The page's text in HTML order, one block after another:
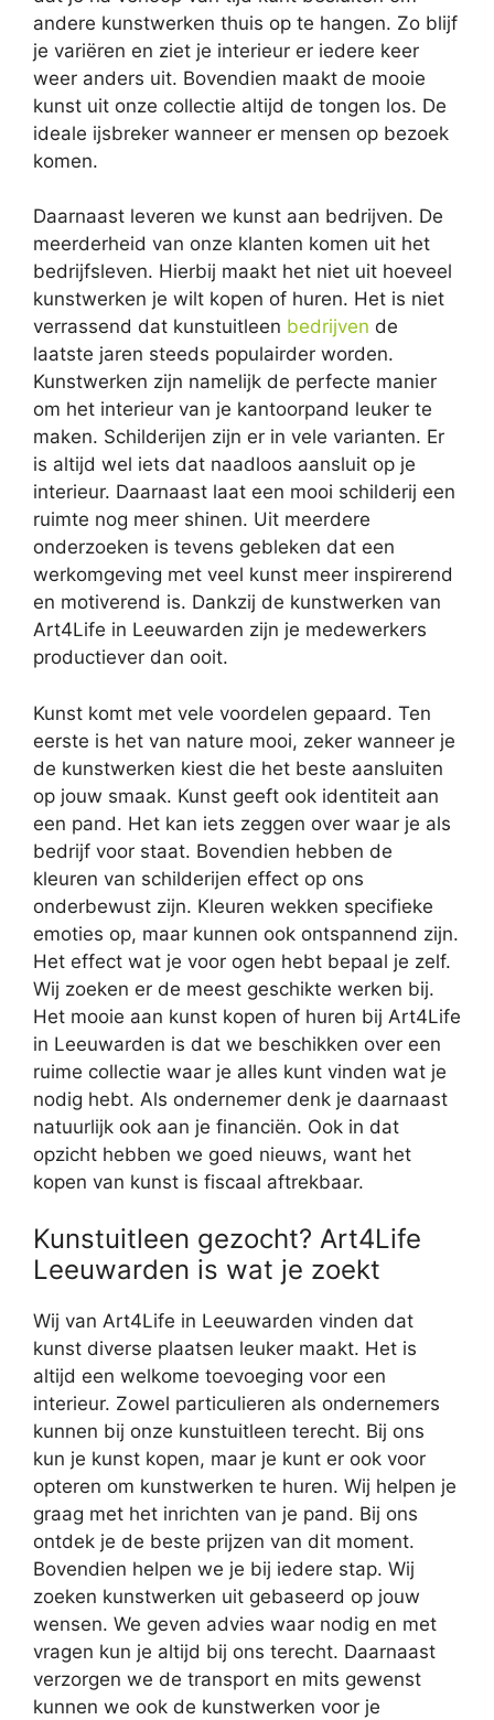
andere kunstwerken thuis op te hangen. Zo blijf
je variëren en ziet je interieur er iedere keer
weer anders uit. Bovendien maakt de mooie
kunst uit onze collectie altijd de tongen los. De
ideale ijsbreker wanneer er mensen op bezoek
komen.
Daarnaast leveren we kunst aan bedrijven. De
meerderheid van onze klanten komen uit het
bedrijfsleven. Hierbij maakt het niet uit hoeveel
kunstwerken je wilt kopen of huren. Het is niet
verrassend dat kunstuitleen bedrijven de
laatste jaren steeds populairder worden.
Kunstwerken zijn namelijk de perfecte manier
om het interieur van je kantoorpand leuker te
maken. Schilderijen zijn er in vele varianten. Er
is altijd wel iets dat naadloos aansluit op je
interieur. Daarnaast laat een mooi schilderij een
ruimte nog meer shinen. Uit meerdere
onderzoeken is tevens gebleken dat een
werkomgeving met veel kunst meer inspirerend
en motiverend is. Dankzij de kunstwerken van
Art4Life in Leeuwarden zijn je medewerkers
productiever dan ooit.
Kunst komt met vele voordelen gepaard. Ten
eerste is het van nature mooi, zeker wanneer je
de kunstwerken kiest die het beste aansluiten
op jouw smaak. Kunst geeft ook identiteit aan
een pand. Het kan iets zeggen over waar je als
bedrijf voor staat. Bovendien hebben de
kleuren van schilderijen effect op ons
onderbewust zijn. Kleuren wekken specifieke
emoties op, maar kunnen ook ontspannend zijn.
Het effect wat je voor ogen hebt bepaal je zelf.
Wij zoeken er de meest geschikte werken bij.
Het mooie aan kunst kopen of huren bij Art4Life
in Leeuwarden is dat we beschikken over een
ruime collectie waar je alles kunt vinden wat je
nodig hebt. Als ondernemer denk je daarnaast
natuurlijk ook aan je financiën. Ook in dat
opzicht hebben we goed nieuws, want het
kopen van kunst is fiscaal aftrekbaar.
Kunstuitleen gezocht? Art4Life
Leeuwarden is wat je zoekt
Wij van Art4Life in Leeuwarden vinden dat
kunst diverse plaatsen leuker maakt. Het is
altijd een welkome toevoeging voor een
interieur. Zowel particulieren als ondernemers
kunnen bij onze kunstuitleen terecht. Bij ons
kun je kunst kopen, maar je kunt er ook voor
opteren om kunstwerken te huren. Wij helpen je
graag met het inrichten van je pand. Bij ons
ontdek je de beste prijzen van dit moment.
Bovendien helpen we je bij iedere stap. Wij
zoeken kunstwerken uit gebaseerd op jouw
wensen. We geven advies waar nodig en met
vragen kun je altijd bij ons terecht. Daarnaast
verzorgen we de transport en mits gewenst
kunnen we ook de kunstwerken voor je